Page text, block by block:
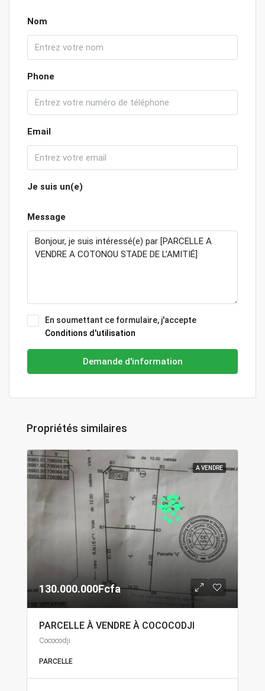
Nom
Phone
Email
Je suis un(e)
Message
En soumettant ce formulaire, j'accepte
Conditions d'utilisation
Demande d'information
Propriétés similaires
A VENDRE
130.000.000Fcfa
PARCELLE À VENDRE À COCOCODJI
Cococodji
PARCELLE